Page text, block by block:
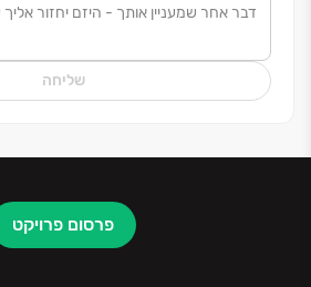
שליחה
פרסום פרויקט